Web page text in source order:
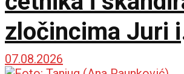
zločincima Juri i
Bobanu
07.08.2026